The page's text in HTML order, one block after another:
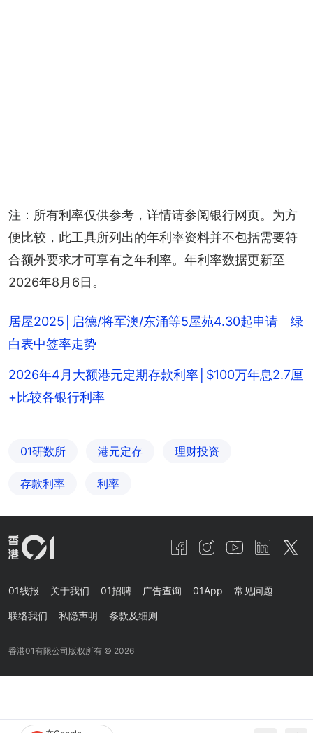
注：所有利率仅供参考，详情请参阅银行网页。为方
便比较，此工具所列出的年利率资料并不包括需要符
合额外要求才可享有之年利率。年利率数据更新至
2026年8月6日。
居屋2025│启德/将军澳/东涌等5屋苑4.30起申请 绿
白表中签率走势
2026年4月大额港元定期存款利率│$100万年息2.7厘
+比较各银行利率
01研数所 港元定存 理财投资
存款利率 利率
01线报 关于我们 01招聘 广告查询 01App 常见问题
联络我们 私隐声明 条款及细则
香港01有限公司版权所有 © 2026